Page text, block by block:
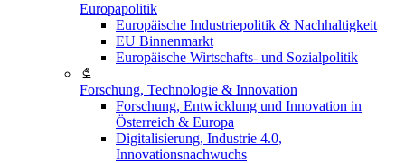
Europapolitik
Europäische Industriepolitik & Nachhaltigkeit
EU Binnenmarkt
Europäische Wirtschafts- und Sozialpolitik
Forschung, Technologie & Innovation
Forschung, Entwicklung und Innovation in
Österreich & Europa
Digitalisierung, Industrie 4.0,
Innovationsnachwuchs